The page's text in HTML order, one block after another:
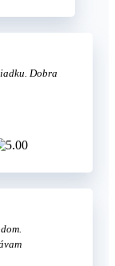
Dobra